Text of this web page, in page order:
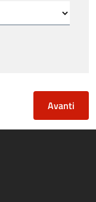
l'appuntamento*